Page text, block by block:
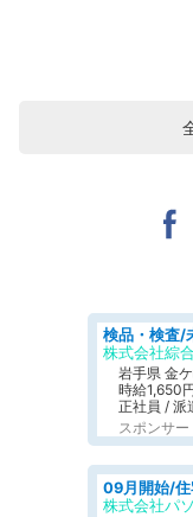
株式会社綜
岩手県 金
時給1,650
正社員 / 派
スポンサ
株式会社パ